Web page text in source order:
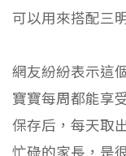
可以用來搭配三
網友紛紛表示這
寶寶每周都能享
保存后，每天取
忙碌的家長，是